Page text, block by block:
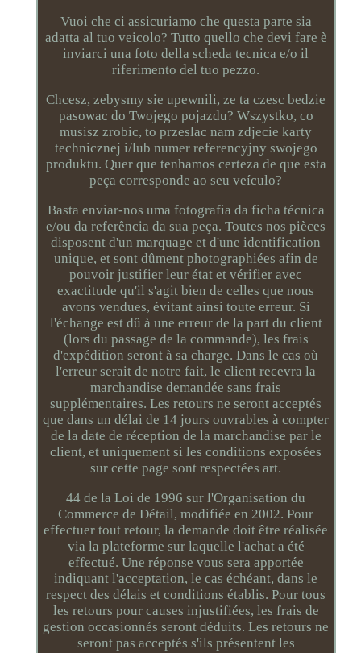
Vuoi che ci assicuriamo che questa parte sia
adatta al tuo veicolo? Tutto quello che devi fare è
inviarci una foto della scheda tecnica e/o il
riferimento del tuo pezzo.
Chcesz, zebysmy sie upewnili, ze ta czesc bedzie
pasowac do Twojego pojazdu? Wszystko, co
musisz zrobic, to przeslac nam zdjecie karty
technicznej i/lub numer referencyjny swojego
produktu. Quer que tenhamos certeza de que esta
peça corresponde ao seu veículo?
Basta enviar-nos uma fotografia da ficha técnica
e/ou da referência da sua peça. Toutes nos pièces
disposent d'un marquage et d'une identification
unique, et sont dûment photographiées afin de
pouvoir justifier leur état et vérifier avec
exactitude qu'il s'agit bien de celles que nous
avons vendues, évitant ainsi toute erreur. Si
l'échange est dû à une erreur de la part du client
(lors du passage de la commande), les frais
d'expédition seront à sa charge. Dans le cas où
l'erreur serait de notre fait, le client recevra la
marchandise demandée sans frais
supplémentaires. Les retours ne seront acceptés
que dans un délai de 14 jours ouvrables à compter
de la date de réception de la marchandise par le
client, et uniquement si les conditions exposées
sur cette page sont respectées art.
44 de la Loi de 1996 sur l'Organisation du
Commerce de Détail, modifiée en 2002. Pour
effectuer tout retour, la demande doit être réalisée
via la plateforme sur laquelle l'achat a été
effectué. Une réponse vous sera apportée
indiquant l'acceptation, le cas échéant, dans le
respect des délais et conditions établis. Pour tous
les retours pour causes injustifiées, les frais de
gestion occasionnés seront déduits. Les retours ne
seront pas acceptés s'ils présentent les